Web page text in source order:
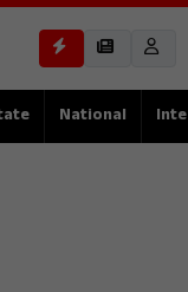
National